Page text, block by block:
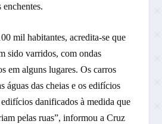
enchentes.
mil habitantes, acredita-se que
sido varridos, com ondas
em alguns lugares. Os carros
águas das cheias e os edifícios
danificados à medida que
pelas ruas”, informou a Cruz